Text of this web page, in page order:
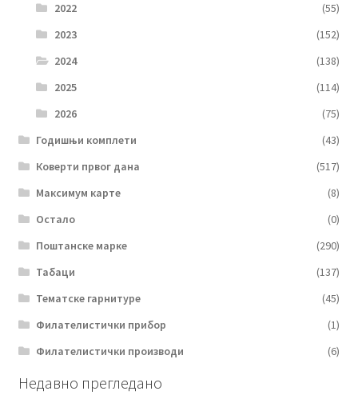
2022
(55)
2023
(152)
2024
(138)
2025
(114)
2026
(75)
Годишњи комплети
(43)
Коверти првог дана
(517)
Максимум карте
(8)
Остало
(0)
Поштанске марке
(290)
Табаци
(137)
Тематске гарнитуре
(45)
Филателистички прибор
(1)
Филателистички производи
(6)
Недавно прегледано